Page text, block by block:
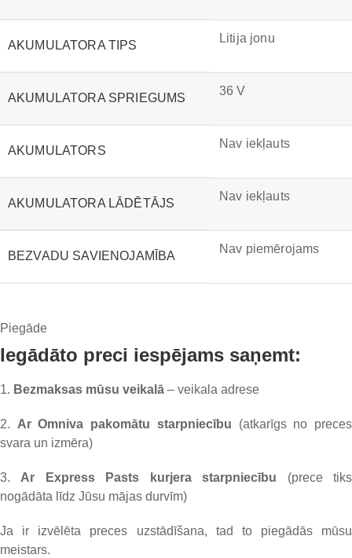
AKUMULATORA TIPS
Litija jonu
AKUMULATORA SPRIEGUMS
36 V
AKUMULATORS
Nav iekļauts
AKUMULATORA LĀDĒTĀJS
Nav iekļauts
BEZVADU SAVIENOJAMĪBA
Nav piemērojams
Piegāde
Iegādāto preci iespējams saņemt:
1. Bezmaksas mūsu veikalā – veikala adrese
2. Ar Omniva pakomātu starpniecību
(atkarīgs no preces
svara un izmēra)
3. Ar Express Pasts kurjera starpniecību
(prece tiks
nogādāta līdz Jūsu mājas durvīm)
Ja ir izvēlēta preces uzstādīšana, tad to piegādās mūsu
meistars.